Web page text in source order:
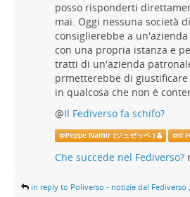
posso risponderti
mai. Oggi nessuna società
consiglierebbe a
con una propria istanza e
tratti di un'azienda
prmetterebbe di
in qualcosa che non è
@Il Fediverso fa schifo?
@Peppe Namir (ジュゼッペ ) @Il
Che succede nel Fediverso?
in reply to Poliverso - notizie dal